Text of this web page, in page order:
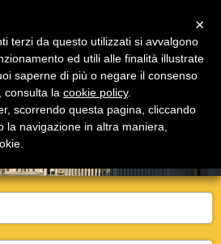
Insugherata B&B Roma
breakfast Casale Insugherata è a Roma in
unico nel suo genere!
×
terzi da questo utilizzati si avvalgono
ed utili alle finalità illustrate
saperne di più o negare il consenso
consulta la cookie policy.
scorrendo questa pagina, cliccando
la navigazione in altra maniera,